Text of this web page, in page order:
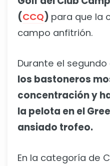
(CCQ) para que la
campo anfitrión.
Durante el
los bastoneros
concentración y
la pelota en el
ansiado trofeo.
En la categoría de